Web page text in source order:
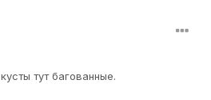
тут багованные.